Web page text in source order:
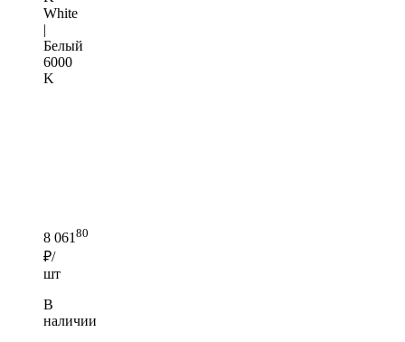
White
|
Белый
6000
K
8 061 80
₽/
шт
В
наличии